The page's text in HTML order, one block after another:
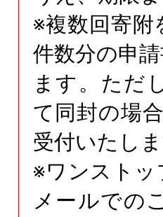
※複数回寄附
件数分の申
ます。ただ
て同封の場
受付いたしま
※ワンストッ
メールでの